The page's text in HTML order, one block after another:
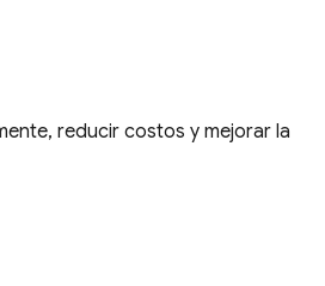
reducir costos y mejorar la